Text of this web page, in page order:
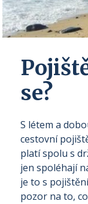
se?
S létem a
cestovní
platí spolu s
jen spoléhají
je to s
pozor na to,